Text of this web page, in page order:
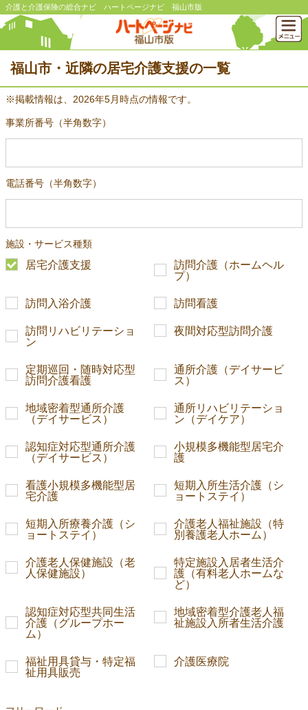
介護と介護保険の総合ナビ ハートページナビ 福山市版
福山市・近隣の居宅介護支援の一覧
※掲載情報は、2026年5月時点の情報です。
事業所番号（半角数字）
電話番号（半角数字）
施設・サービス種類
居宅介護支援
訪問介護（ホームヘル
プ）
訪問入浴介護 訪問看護
訪問リハビリテーショ
ン
夜間対応型訪問介護
定期巡回・随時対応型
訪問介護看護
通所介護（デイサービ
ス）
地域密着型通所介護
（デイサービス）
通所リハビリテーショ
ン（デイケア）
認知症対応型通所介護
（デイサービス）
小規模多機能型居宅介
護
看護小規模多機能型居
宅介護
短期入所生活介護（シ
ョートステイ）
短期入所療養介護（シ
ョートステイ）
介護老人福祉施設（特
別養護老人ホーム）
介護老人保健施設（老
人保健施設）
特定施設入居者生活介
護（有料老人ホームな
ど）
認知症対応型共同生活
介護（グループホー
ム）
地域密着型介護老人福
祉施設入所者生活介護
福祉用具貸与・特定福
祉用具販売
介護医療院